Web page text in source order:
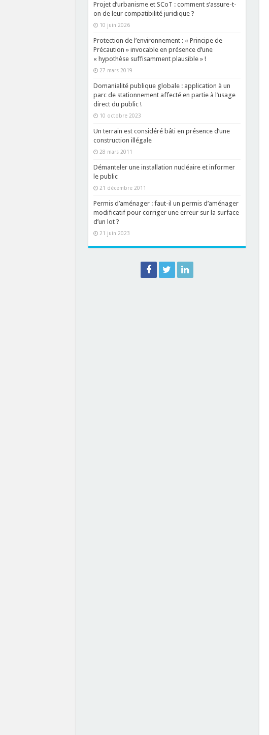
Projet d’urbanisme et SCoT : comment s’assure-t-
on de leur compatibilité juridique ?
10 juin 2026
Protection de l’environnement : « Principe de
Précaution » invocable en présence d’une
« hypothèse suffisamment plausible » !
27 mars 2019
Domanialité publique globale : application à un
parc de stationnement affecté en partie à l’usage
direct du public !
10 octobre 2023
Un terrain est considéré bâti en présence d’une
construction illégale
28 mars 2011
Démanteler une installation nucléaire et informer
le public
21 décembre 2011
Permis d’aménager : faut-il un permis d’aménager
modificatif pour corriger une erreur sur la surface
d’un lot ?
21 juin 2023